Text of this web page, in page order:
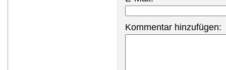
Kommentar hinzufügen: